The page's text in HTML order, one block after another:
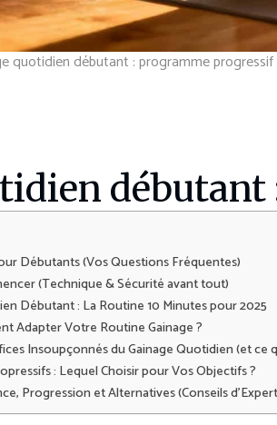
Débutants (Vos Questions Fréquentes)
(Technique & Sécurité avant tout)
Débutant : La Routine 10 Minutes pour 2025
Adapter Votre Routine Gainage ?
Insoupçonnés du Gainage Quotidien (et ce
: Lequel Choisir pour Vos Objectifs ?
Progression et Alternatives (Conseils